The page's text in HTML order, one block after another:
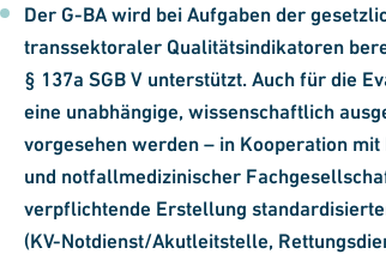
Der G-BA wird bei Aufgaben der
transsektoraler Qualitätsindikatoren
§ 137a SGB V unterstützt. Auch für die
eine unabhängige, wissenschaftlich
vorgesehen werden – in Kooperation
und notfallmedizinischer
verpflichtende Erstellung
(KV-Notdienst/Akutleitstelle,